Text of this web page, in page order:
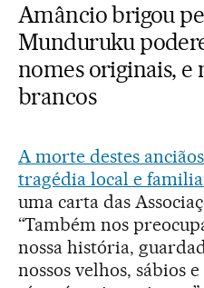
Amâncio brigou
Munduruku
nomes originais, e
brancos
A morte destes
tragédia local e
uma carta das
“Também nos
nossa história,
nossos velhos, sábios